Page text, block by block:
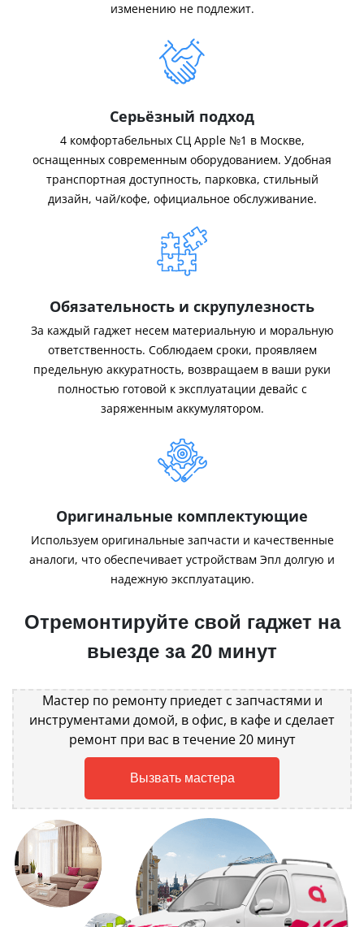
изменению не подлежит.
Серьёзный подход
4 комфортабельных СЦ Apple №1 в Москве,
оснащенных современным оборудованием. Удобная
транспортная доступность, парковка, стильный
дизайн, чай/кофе, официальное обслуживание.
Обязательность и скрупулезность
За каждый гаджет несем материальную и моральную
ответственность. Соблюдаем сроки, проявляем
предельную аккуратность, возвращаем в ваши руки
полностью готовой к эксплуатации девайс с
заряженным аккумулятором.
Оригинальные комплектующие
Используем оригинальные запчасти и качественные
аналоги, что обеспечивает устройствам Эпл долгую и
надежную эксплуатацию.
Отремонтируйте свой гаджет на
выезде за 20 минут
Мастер по ремонту приедет с запчастями и
инструментами домой, в офис, в кафе и сделает
ремонт при вас в течение 20 минут
Вызвать мастера